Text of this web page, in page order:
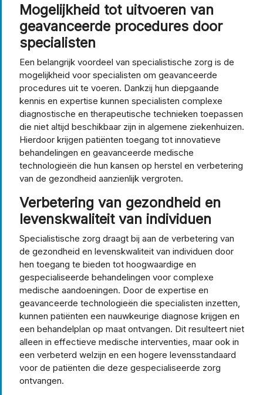
Mogelijkheid tot uitvoeren van
geavanceerde procedures door
specialisten
Een belangrijk voordeel van specialistische zorg is de
mogelijkheid voor specialisten om geavanceerde
procedures uit te voeren. Dankzij hun diepgaande
kennis en expertise kunnen specialisten complexe
diagnostische en therapeutische technieken toepassen
die niet altijd beschikbaar zijn in algemene ziekenhuizen.
Hierdoor krijgen patiënten toegang tot innovatieve
behandelingen en geavanceerde medische
technologieën die hun kansen op herstel en verbetering
van de gezondheid aanzienlijk vergroten.
Verbetering van gezondheid en
levenskwaliteit van individuen
Specialistische zorg draagt bij aan de verbetering van
de gezondheid en levenskwaliteit van individuen door
hen toegang te bieden tot hoogwaardige en
gespecialiseerde behandelingen voor complexe
medische aandoeningen. Door de expertise en
geavanceerde technologieën die specialisten inzetten,
kunnen patiënten een nauwkeurige diagnose krijgen en
een behandelplan op maat ontvangen. Dit resulteert niet
alleen in effectieve medische interventies, maar ook in
een verbeterd welzijn en een hogere levensstandaard
voor de patiënten die deze gespecialiseerde zorg
ontvangen.